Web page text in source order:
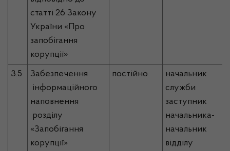
статті 26 Закону
України «Про
запобігання
корупції»
3.5
Забезпечення
інформаційного
наповнення
розділу
«Запобігання
корупції»
постійно
начальник
служби
заступник
начальника-
начальник
відділу